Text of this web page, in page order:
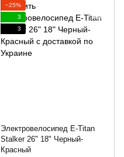
−25%
3
3
Электровелосипед E-Titan
Stalker 26" 18" Черный-
Красный